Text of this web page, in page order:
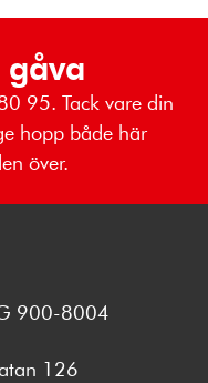
95. Tack vare din
hopp både här
över.
900-8004
126